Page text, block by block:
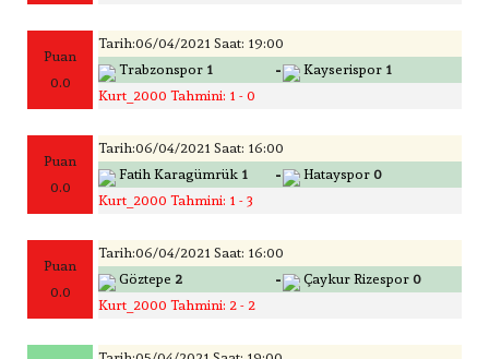
Puan
0.0
Tarih:06/04/2021 Saat: 19:00
Trabzonspor 1 - Kayserispor 1
Kurt_2000 Tahmini: 1 - 0
Puan
0.0
Tarih:06/04/2021 Saat: 16:00
Fatih Karagümrük 1 - Hatayspor 0
Kurt_2000 Tahmini: 1 - 3
Puan
0.0
Tarih:06/04/2021 Saat: 16:00
Göztepe 2 - Çaykur Rizespor 0
Kurt_2000 Tahmini: 2 - 2